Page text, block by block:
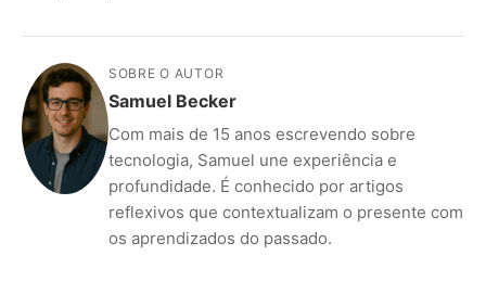
SOBRE O AUTOR
Samuel Becker
Com mais de 15 anos escrevendo sobre
tecnologia, Samuel une experiência e
profundidade. É conhecido por artigos
reflexivos que contextualizam o presente com
os aprendizados do passado.